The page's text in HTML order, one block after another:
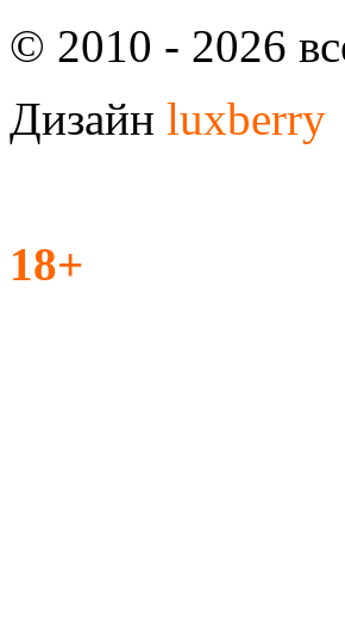
© 2010 - 2026
Дизайн luxberry
18+